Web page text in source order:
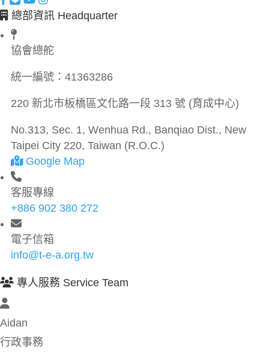
總部資訊 Headquarter
協會總舵
統一編號： 41363286
220 新北市板橋區文化路一段 313 號 (育成中心)
No.313, Sec. 1, Wenhua Rd., Banqiao Dist., New
Taipei City 220, Taiwan (R.O.C.)
Google Map
客服專線
+886 902 380 272
電子信箱
info@t-e-a.org.tw
專人服務 Service Team
Aidan
行政事務